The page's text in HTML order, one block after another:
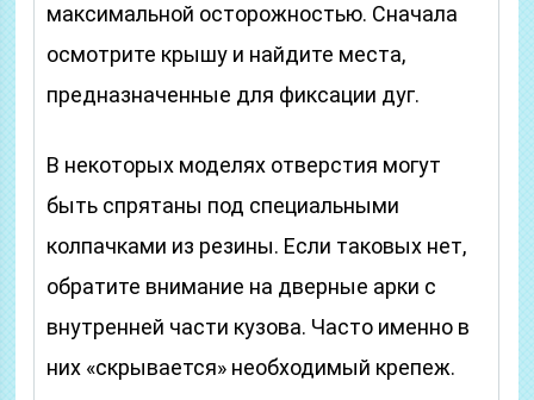
максимальной осторожностью. Сначала
осмотрите крышу и найдите места,
предназначенные для фиксации дуг.
В некоторых моделях отверстия могут
быть спрятаны под специальными
колпачками из резины. Если таковых нет,
обратите внимание на дверные арки с
внутренней части кузова. Часто именно в
них «скрывается» необходимый крепеж.